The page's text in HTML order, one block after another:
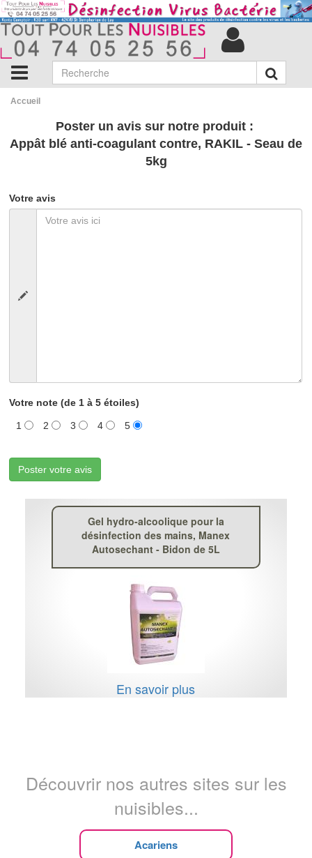
Accueil
Poster un avis sur notre produit :
Appât blé anti-coagulant contre, RAKIL - Seau de
5kg
Votre avis
Votre note (de 1 à 5 étoiles)
1 2 3 4 5
Poster votre avis
Gel hydro-alcoolique pour la
désinfection des mains, Manex
Autosechant - Bidon de 5L
En savoir plus
Découvrir nos autres sites sur les
nuisibles...
Acariens